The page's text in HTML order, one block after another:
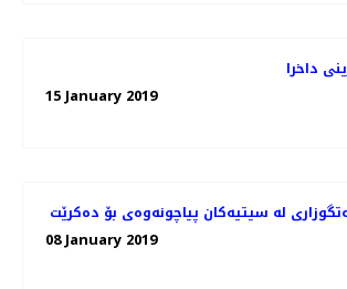
داخرا
15 January 2019
08 January 2019